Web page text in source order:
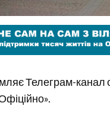
Телеграм-канал